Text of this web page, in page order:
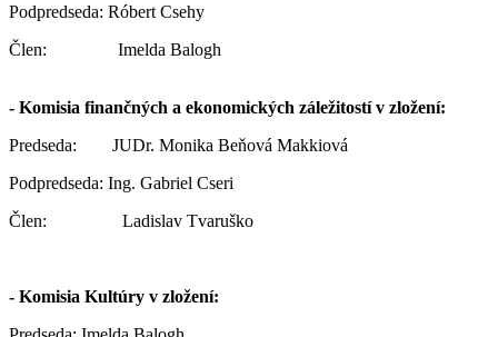
Podpredseda: Róbert Csehy
Člen: Imelda Balogh
- Komisia finančných a ekonomických záležitostí v zložení:
Predseda: JUDr. Monika Beňová Makkiová
Podpredseda: Ing. Gabriel Cseri
Člen: Ladislav Tvaruško
- Komisia Kultúry v zložení: